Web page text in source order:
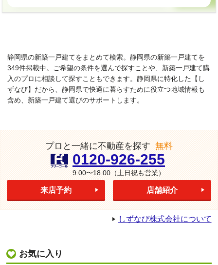
静岡県の新築一戸建てをまとめて検索。静岡県の新築一戸建てを
349件掲載中。ご希望の条件を選んで探すことや、新築一戸建て購
入のプロに相談して探すこともできます。静岡県に特化した【し
ずなび】だから、静岡県で快適に暮らすために役立つ地域情報も
含め、新築一戸建て選びのサポートします。
プロと一緒に不動産を探す 無料
0120-926-255
9:00〜18:00（土日祝も営業）
来店予約 店舗紹介
しずなび株式会社について
お気に入り